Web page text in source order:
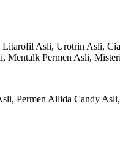
Asli, Urotrin Asli,
Permen Asli,
Permen Ailida Candy